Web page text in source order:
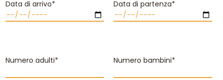
Data di arrivo* Data di partenza*
Numero adulti* Numero bambini*